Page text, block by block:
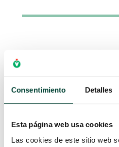
Consentimiento Detalles
Esta página web usa cookies
Las cookies de este sitio web
Campus Vygon
A place to learn about